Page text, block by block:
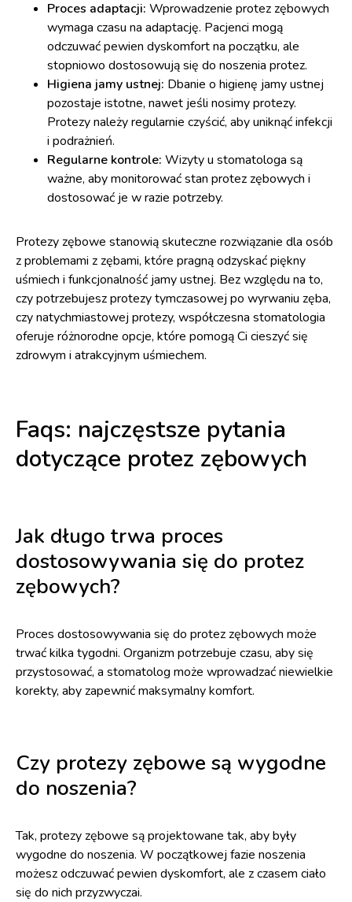
Proces adaptacji: Wprowadzenie protez zębowych
wymaga czasu na adaptację. Pacjenci mogą
odczuwać pewien dyskomfort na początku, ale
stopniowo dostosowują się do noszenia protez.
Higiena jamy ustnej: Dbanie o higienę jamy ustnej
pozostaje istotne, nawet jeśli nosimy protezy.
Protezy należy regularnie czyścić, aby uniknąć infekcji
i podrażnień.
Regularne kontrole: Wizyty u stomatologa są
ważne, aby monitorować stan protez zębowych i
dostosować je w razie potrzeby.
Protezy zębowe stanowią skuteczne rozwiązanie dla osób
z problemami z zębami, które pragną odzyskać piękny
uśmiech i funkcjonalność jamy ustnej. Bez względu na to,
czy potrzebujesz protezy tymczasowej po wyrwaniu zęba,
czy natychmiastowej protezy, współczesna stomatologia
oferuje różnorodne opcje, które pomogą Ci cieszyć się
zdrowym i atrakcyjnym uśmiechem.
Faqs: najczęstsze pytania
dotyczące protez zębowych
Jak długo trwa proces
dostosowywania się do protez
zębowych?
Proces dostosowywania się do protez zębowych może
trwać kilka tygodni. Organizm potrzebuje czasu, aby się
przystosować, a stomatolog może wprowadzać niewielkie
korekty, aby zapewnić maksymalny komfort.
Czy protezy zębowe są wygodne
do noszenia?
Tak, protezy zębowe są projektowane tak, aby były
wygodne do noszenia. W początkowej fazie noszenia
możesz odczuwać pewien dyskomfort, ale z czasem ciało
się do nich przyzwyczai.